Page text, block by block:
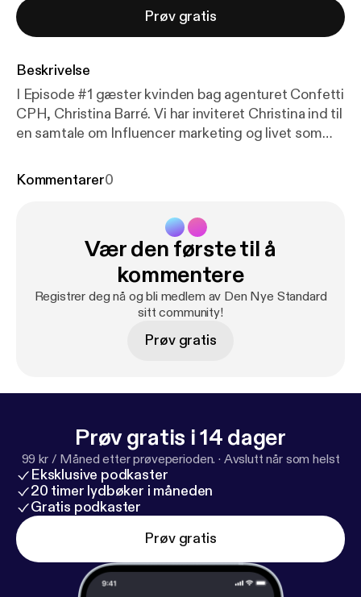
Prøv gratis
Beskrivelse
I Episode #1 gæster kvinden bag agenturet Confetti
CPH, Christina Barré. Vi har inviteret Christina ind til
en samtale om Influencer marketing og livet som
det uvisse som selvstændig, samtidig med, at man
livssyn, og leder sine medarbejdere ved at: âvære
den chef, man godt selv ville have haftâ.
www.dennyestandard.dk/christina-barre
Kommentarer0
Vær den første til å
kommentere
Registrer deg nå og bli medlem av Den Nye Standard
sitt community!
Prøv gratis
Prøv gratis i 14 dager
99 kr / Måned etter prøveperioden. · Avslutt når som helst
Eksklusive podkaster
20 timer lydbøker i måneden
Gratis podkaster
Prøv gratis